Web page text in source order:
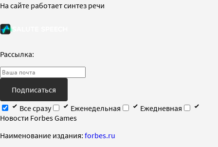
На сайте работает синтез речи
Рассылка:
Подписаться
Все сразу
Еженедельная
Ежедневная
Новости Forbes Games
Наименование издания: forbes.ru